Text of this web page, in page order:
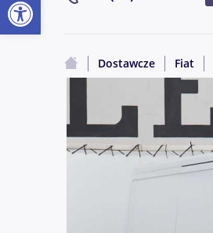
Dostawcze Fiat